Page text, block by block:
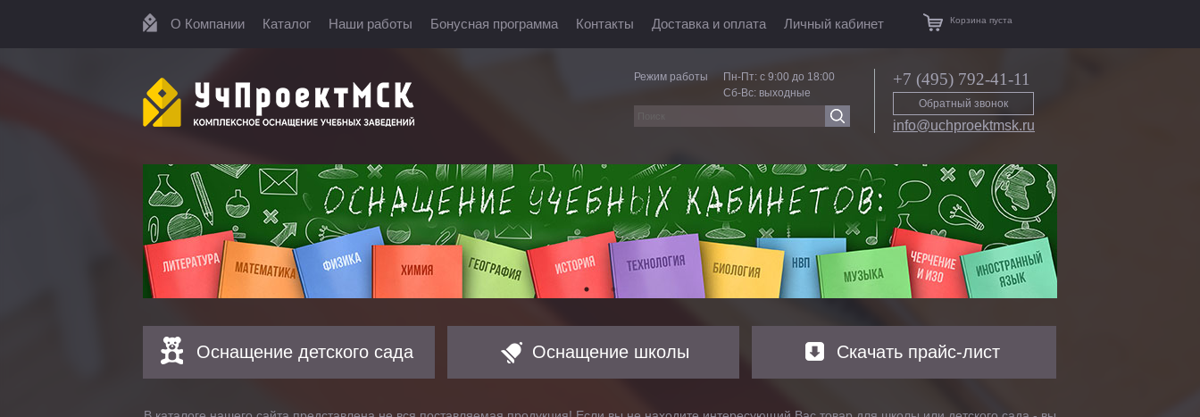
О Компании Каталог Наши работы Бонусная программа Контакты Доставка и оплата Личный кабинет Корзина пуста
Режим работы
Пн-Пт: с 9:00 до 18:00
Сб-Вс: выходные
+7 (495) 792-41-11
Обратный звонок
info@uchproektmsk.ru
Оснащение детского сада Оснащение школы Скачать прайс-лист